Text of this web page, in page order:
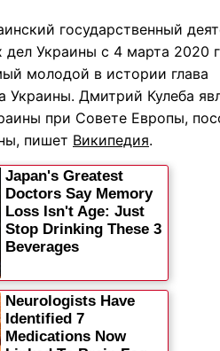
государственный
Украины с 4 марта 2020
молодой в истории глава
Украины. Дмитрий Кулеба
при Совете Европы,
пишет Википедия.